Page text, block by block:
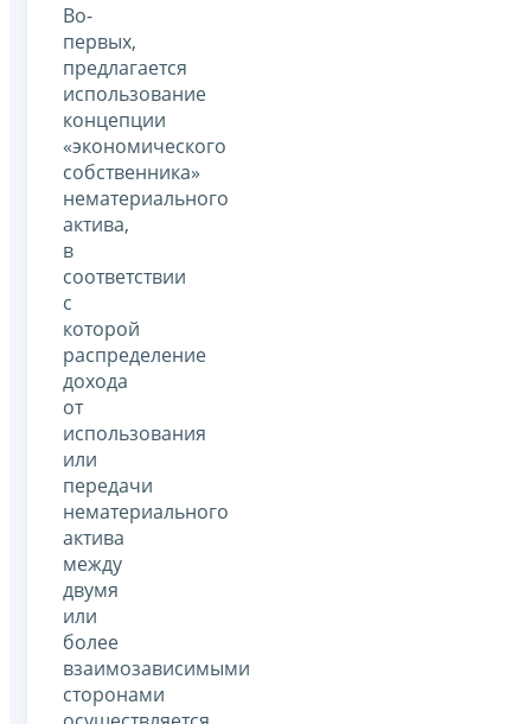
Во-
первых,
предлагается
использование
концепции
«экономического
собственника»
нематериального
актива,
в
соответствии
с
которой
распределение
дохода
от
использования
или
передачи
нематериального
актива
между
двумя
или
более
взаимозависимыми
сторонами